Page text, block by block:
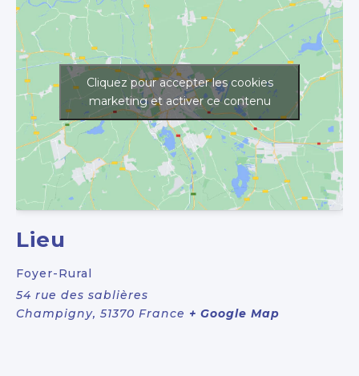
Lieu
Foyer-Rural
54 rue des sablières
Champigny, 51370 France + Google Map
Cliquez pour accepter les cookies
marketing et activer ce contenu